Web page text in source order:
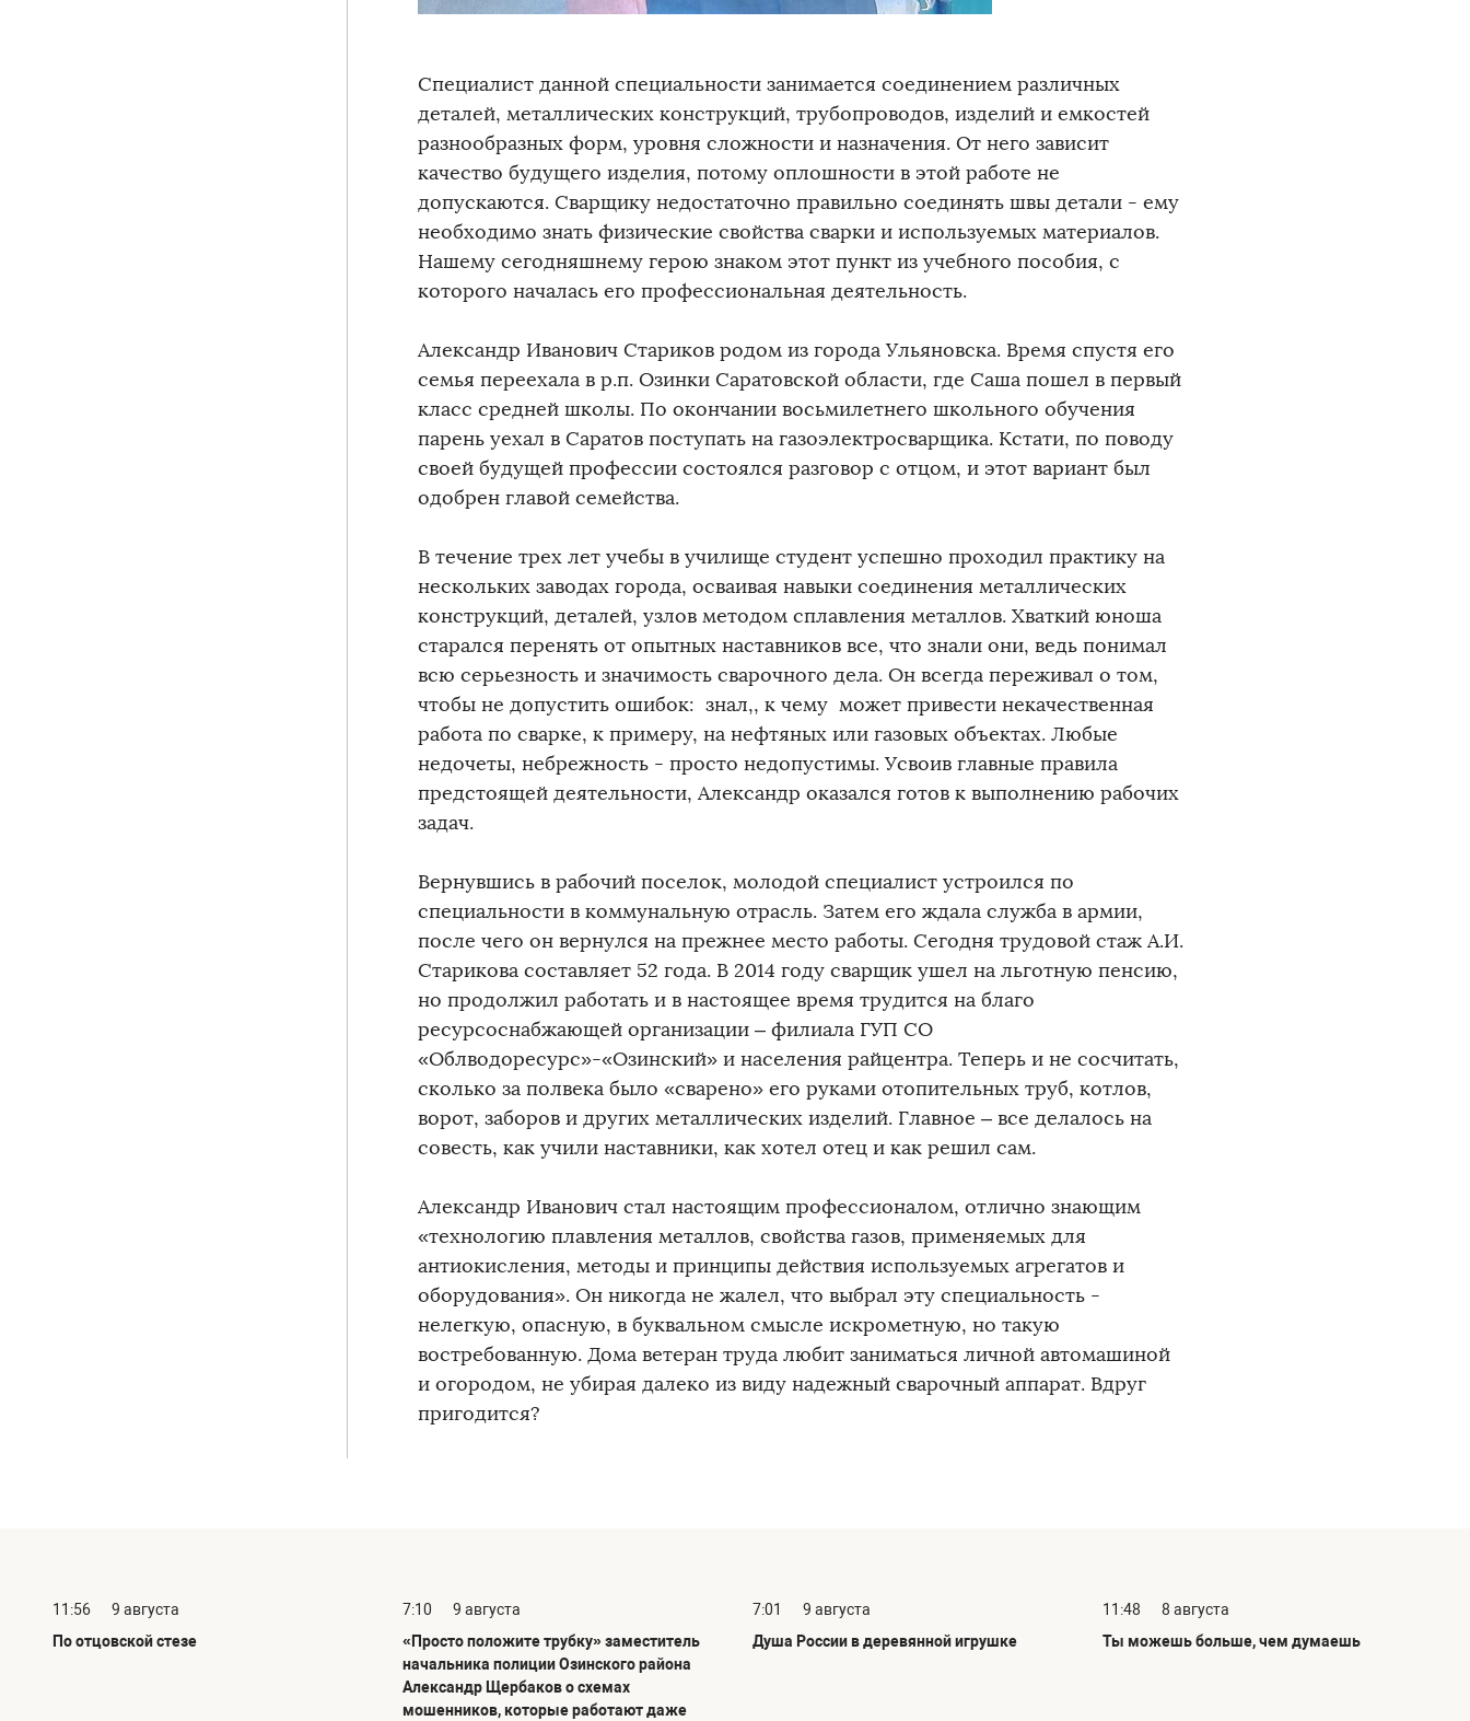
Специалист данной специальности занимается соединением различных
деталей, металлических конструкций, трубопроводов, изделий и емкостей
разнообразных форм, уровня сложности и назначения. От него зависит
качество будущего изделия, потому оплошности в этой работе не
допускаются. Сварщику недостаточно правильно соединять швы детали - ему
необходимо знать физические свойства сварки и используемых материалов.
Нашему сегодняшнему герою знаком этот пункт из учебного пособия, с
которого началась его профессиональная деятельность.
Александр Иванович Стариков родом из города Ульяновска. Время спустя его
семья переехала в р.п. Озинки Саратовской области, где Саша пошел в первый
класс средней школы. По окончании восьмилетнего школьного обучения
парень уехал в Саратов поступать на газоэлектросварщика. Кстати, по поводу
своей будущей профессии состоялся разговор с отцом, и этот вариант был
одобрен главой семейства.
В течение трех лет учебы в училище студент успешно проходил практику на
нескольких заводах города, осваивая навыки соединения металлических
конструкций, деталей, узлов методом сплавления металлов. Хваткий юноша
старался перенять от опытных наставников все, что знали они, ведь понимал
всю серьезность и значимость сварочного дела. Он всегда переживал о том,
чтобы не допустить ошибок: знал,, к чему может привести некачественная
работа по сварке, к примеру, на нефтяных или газовых объектах. Любые
недочеты, небрежность - просто недопустимы. Усвоив главные правила
предстоящей деятельности, Александр оказался готов к выполнению рабочих
задач.
Вернувшись в рабочий поселок, молодой специалист устроился по
специальности в коммунальную отрасль. Затем его ждала служба в армии,
после чего он вернулся на прежнее место работы. Сегодня трудовой стаж А.И.
Старикова составляет 52 года. В 2014 году сварщик ушел на льготную пенсию,
но продолжил работать и в настоящее время трудится на благо
ресурсоснабжающей организации – филиала ГУП СО
«Облводоресурс»-«Озинский» и населения райцентра. Теперь и не сосчитать,
сколько за полвека было «сварено» его руками отопительных труб, котлов,
ворот, заборов и других металлических изделий. Главное – все делалось на
совесть, как учили наставники, как хотел отец и как решил сам.
Александр Иванович стал настоящим профессионалом, отлично знающим
«технологию плавления металлов, свойства газов, применяемых для
антиокисления, методы и принципы действия используемых агрегатов и
оборудования». Он никогда не жалел, что выбрал эту специальность -
нелегкую, опасную, в буквальном смысле искрометную, но такую
востребованную. Дома ветеран труда любит заниматься личной автомашиной
и огородом, не убирая далеко из виду надежный сварочный аппарат. Вдруг
пригодится?
11:56
9 августа
По отцовской стезе
7:10
9 августа
«Просто положите трубку» заместитель
начальника полиции Озинского района
Александр Щербаков о схемах
мошенников, которые работают даже
7:01
9 августа
Душа России в деревянной игрушке
11:48
8 августа
Ты можешь больше, чем думаешь